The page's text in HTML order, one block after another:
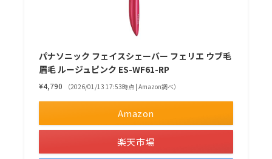
パナソニック フェイスシェーバー フェリエ ウブ毛
眉毛 ルージュピンク ES-WF61-RP
¥4,790 （2026/01/13 17:53時点 | Amazon調べ）
Amazon
楽天市場